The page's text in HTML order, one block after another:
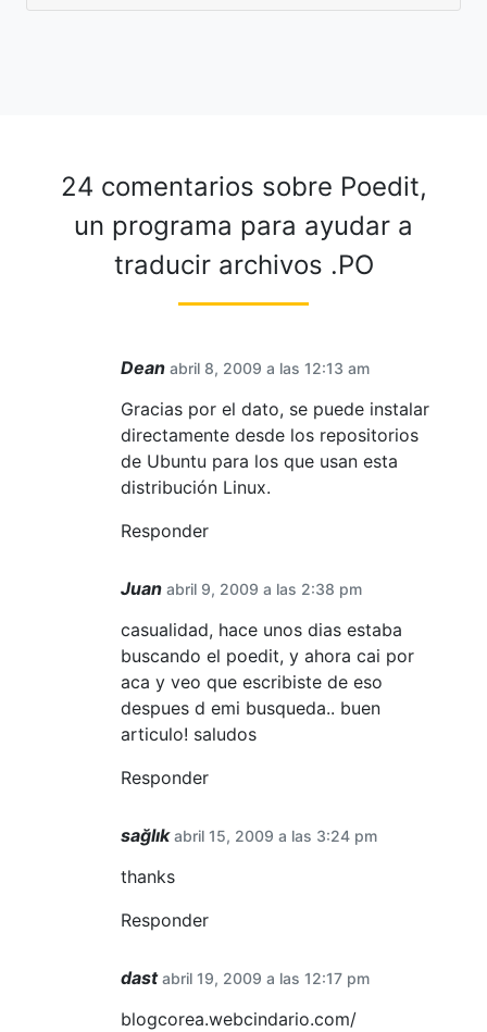
24 comentarios sobre Poedit,
un programa para ayudar a
traducir archivos .PO
Dean abril 8, 2009 a las 12:13 am
Gracias por el dato, se puede instalar
directamente desde los repositorios
de Ubuntu para los que usan esta
distribución Linux.
Responder
Juan abril 9, 2009 a las 2:38 pm
casualidad, hace unos dias estaba
buscando el poedit, y ahora cai por
aca y veo que escribiste de eso
despues d emi busqueda.. buen
articulo! saludos
Responder
sağlık abril 15, 2009 a las 3:24 pm
thanks
Responder
dast abril 19, 2009 a las 12:17 pm
blogcorea.webcindario.com/